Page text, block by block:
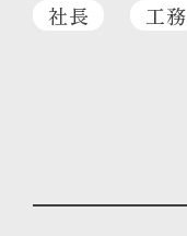
社長 工務